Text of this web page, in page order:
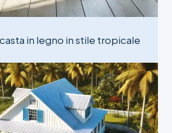
in legno in stile tropicale